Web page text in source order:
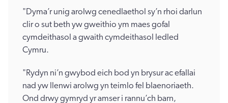
"Dyma’r unig arolwg cenedlaethol sy’n rhoi darlun
clir o sut beth yw gweithio ym maes gofal
cymdeithasol a gwaith cymdeithasol ledled
Cymru.
"Rydyn ni’n gwybod eich bod yn brysur ac efallai
nad yw llenwi arolwg yn teimlo fel blaenoriaeth.
Ond drwy gymryd yr amser i rannu’ch barn,